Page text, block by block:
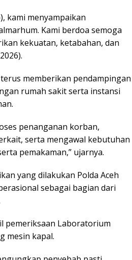
kami menyampaikan
Kami berdoa semoga
kekuatan, ketabahan, dan
memberikan pendampingan
rumah sakit serta instansi
penanganan korban,
serta mengawal kebutuhan
pemakaman,” ujarnya.
yang dilakukan Polda Aceh
sebagai bagian dari
pemeriksaan Laboratorium
mesin kapal.